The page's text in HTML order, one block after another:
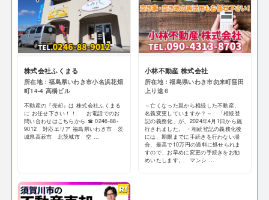
株式会社ふくまる
所在地：福島県いわき市小名浜花畑
町14-4 高橋ビル
不動産の『売却』は 株式会社ふくまる
に お任せ下さい！！ お電話でのお
問い合わせはこちらから ☎ 0246-88-
9012 対応エリア 福島県いわき市 茨
城県高萩市 北茨城市 空 ...
小林不動産 株式会社
所在地：福島県いわき市勿来町窪田
上り途６
～亡くなった親から相続した不動産、
名義変更していますか？～ 「相続登
記の義務化」が、2024年4月1日から施
行されました。 ・相続登記の義務化後
には、期限までに手続きを行わない場
合、最高で10万円の過料に処せられま
すので、お早めに変更の手続きをお勧
めいたします。 マンシ ...